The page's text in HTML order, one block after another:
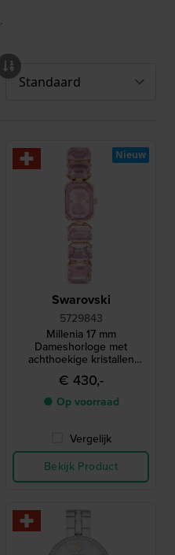
.
Swarovski
5729843
Millenia 17 mm
Dameshorloge met
achthoekige kristallen
armband
€ 430,-
● Op voorraad
Vergelijk
Bekijk Product
Nieuw